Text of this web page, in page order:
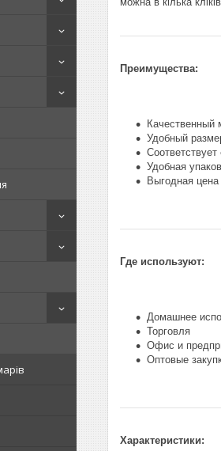
Преимущества:
Качественный
Удобный
Удобная
Выгодная цена
Где используют:
Домашнее
Торговля
Офис и
Оптовые
Характеристики: